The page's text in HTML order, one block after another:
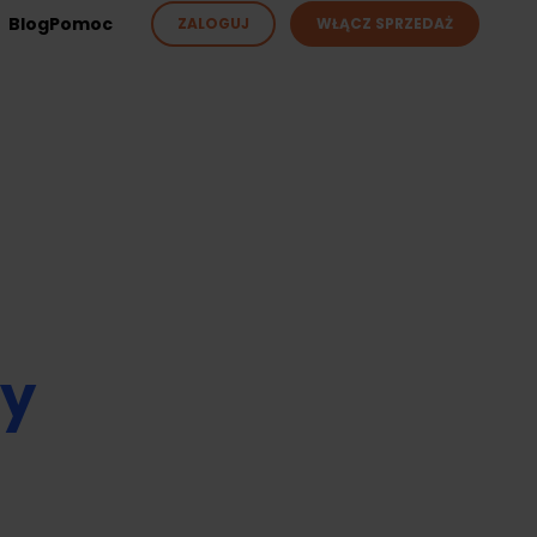
BlogPomoc ZALOGUJ WŁĄCZ SPRZEDAŻ